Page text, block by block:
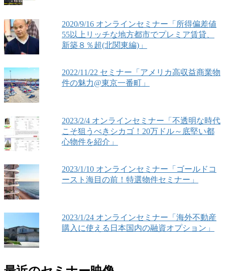
2020/9/16 オンラインセミナー「所得偏差値
55以上リッチな地方都市でプレミア賃貸、
新築８％超(北関東編)」
2022/11/22 セミナー「アメリカ高収益商業物
件の魅力@東京一番町」
2023/2/4 オンラインセミナー「不透明な時代
こそ狙うべきシカゴ！20万ドル～底堅い都
心物件を紹介」
2023/1/10 オンラインセミナー「ゴールドコ
ースト海目の前！特選物件セミナー」
2023/1/24 オンラインセミナー「海外不動産
購入に使える日本国内の融資オプション」